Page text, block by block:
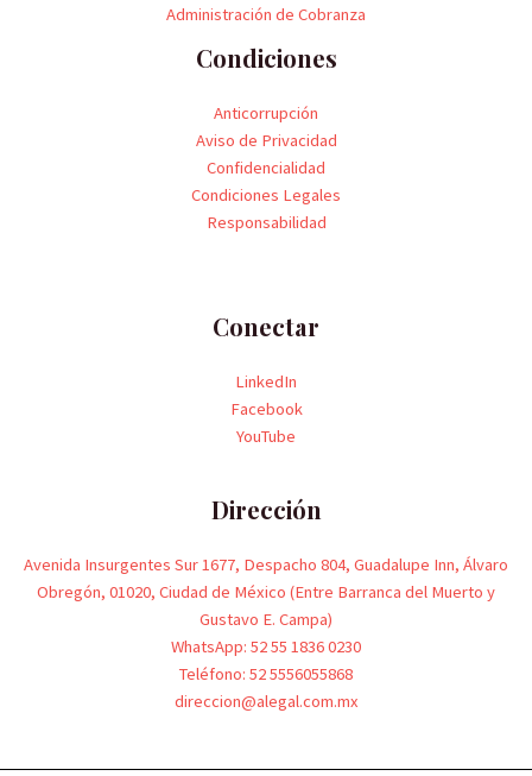
Administración de Cobranza
Condiciones
Anticorrupción
Aviso de Privacidad
Confidencialidad
Condiciones Legales
Responsabilidad
Conectar
LinkedIn
Facebook
YouTube
Dirección
Avenida Insurgentes Sur 1677, Despacho 804, Guadalupe Inn, Álvaro
Obregón, 01020, Ciudad de México (Entre Barranca del Muerto y
Gustavo E. Campa)
WhatsApp: 52 55 1836 0230
Teléfono: 52 5556055868
direccion@alegal.com.mx